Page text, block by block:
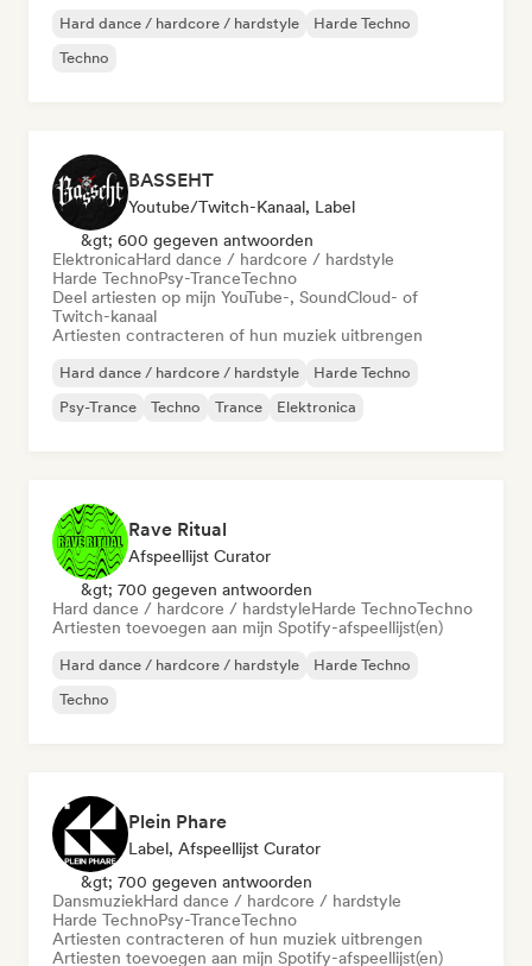
Hard dance / hardcore / hardstyle
Harde Techno
Techno
BASSEHT
Youtube/Twitch-Kanaal, Label
&gt; 600 gegeven antwoorden
ElektronicaHard dance / hardcore / hardstyle
Harde TechnoPsy-TranceTechno
Deel artiesten op mijn YouTube-, SoundCloud- of
Twitch-kanaal
Artiesten contracteren of hun muziek uitbrengen
Hard dance / hardcore / hardstyle
Harde Techno
Psy-Trance
Techno Trance Elektronica
Rave Ritual
Afspeellijst Curator
&gt; 700 gegeven antwoorden
Hard dance / hardcore / hardstyleHarde TechnoTechno
Artiesten toevoegen aan mijn Spotify-afspeellijst(en)
Hard dance / hardcore / hardstyle
Harde Techno
Techno
Plein Phare
Label, Afspeellijst Curator
&gt; 700 gegeven antwoorden
DansmuziekHard dance / hardcore / hardstyle
Harde TechnoPsy-TranceTechno
Artiesten contracteren of hun muziek uitbrengen
Artiesten toevoegen aan mijn Spotify-afspeellijst(en)